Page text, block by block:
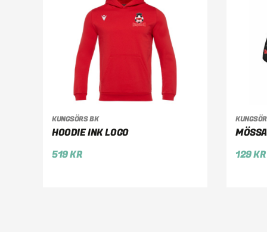
KUNGSÖRS BK
HOODIE INK LOGO
519KR
VÄLJ ALTERNATIV
129KR